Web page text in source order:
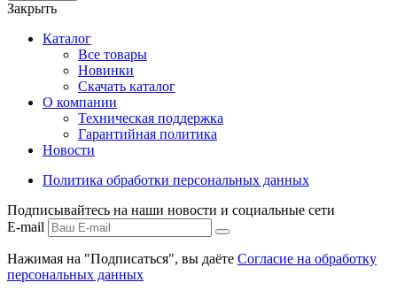
Закрыть
Каталог
Все товары
Новинки
Скачать каталог
О компании
Техническая поддержка
Гарантийная политика
Новости
Политика обработки персональных данных
Подписывайтесь на наши новости и социальные сети
E-mail
Нажимая на "Подписаться", вы даёте Согласие на обработку
персональных данных